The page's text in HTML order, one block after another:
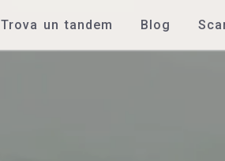
Trova un tandem Blog